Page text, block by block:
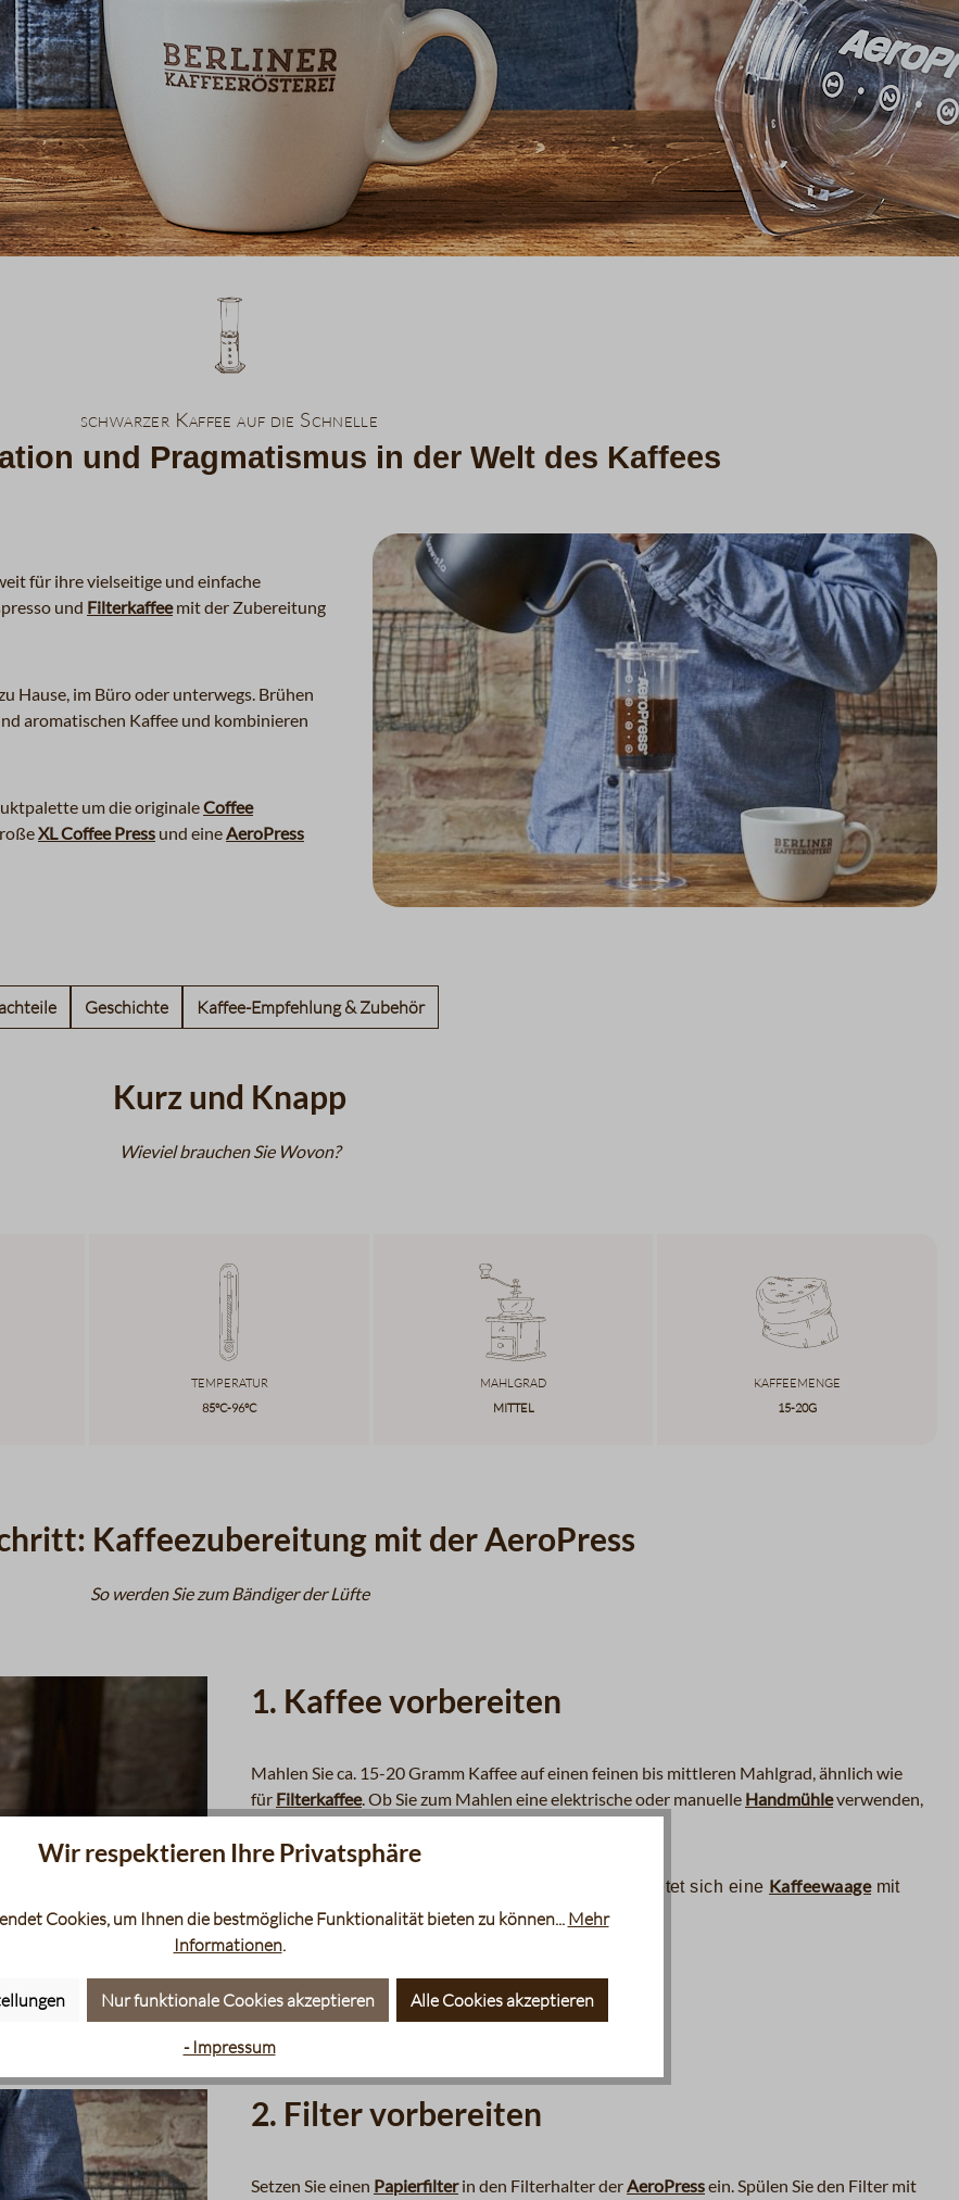
schwarzer Kaffee auf die Schnelle
und Pragmatismus in der Welt des Kaffees
für ihre vielseitige und einfache
und Filterkaffeemit der Zubereitung
Hause, im Büro oder unterwegs. Brühen
aromatischen Kaffee und kombinieren
um die originaleCoffee
XL Coffee Press und eineAeroPress
Geschichte Kaffee-Empfehlung & Zubehör
Kurz und Knapp
Wieviel brauchen Sie Wovon?
Temperatur
85°C-96°C
Mahlgrad
Mittel
Kaffeemenge
15-20g
Kaffeezubereitung mit der AeroPress
So werden Sie zum Bändiger der Lüfte
1. Kaffee vorbereiten
Mahlen Sie ca. 15-20 Gramm Kaffee auf einen feinen bis mittleren Mahlgrad, ähnlich wie
für Filterkaffee. Ob Sie zum Mahlen eine elektrische oder manuelle Handmühleverwenden,
Wenn Sie den Kaffee präziser dosieren wollen, bietet sich eine Kaffeewaage mit
genauer Grammangabe an.
2. Filter vorbereiten
Setzen Sie einen Papierfilterin den Filterhalter derAeroPressein. Spülen Sie den Filter mit
Wir respektieren Ihre Privatsphäre
Cookies, um Ihnen die bestmögliche Funktionalität bieten zu können... Mehr
Informationen.
Nur funktionale Cookies akzeptieren Alle Cookies akzeptieren
- Impressum